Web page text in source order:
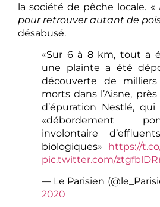
la société de pêche locale. «
pour retrouver autant de
désabusé.
«Sur 6 à 8 km, tout a
une plainte a été
découverte de
morts dans l’Aisne,
d’épuration Nestlé,
«débordement
involontaire
biologiques» https://
pic.twitter.com/
— Le Parisien
2020